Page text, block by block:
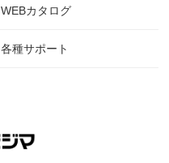
WEBカタログ
各種サポート